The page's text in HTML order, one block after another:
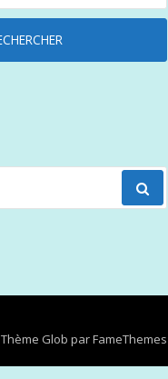
Thème Glob parFameThemes